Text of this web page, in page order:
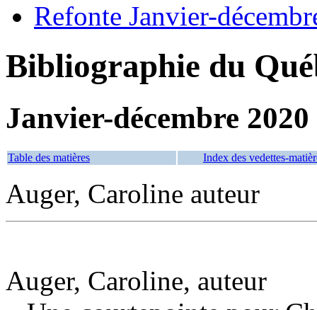
Refonte Janvier-
Bibliographie du
Janvier-décembre 2020
Table des matières Index des vedettes-
Auger, Caroline auteur
Auger, Caroline, auteur